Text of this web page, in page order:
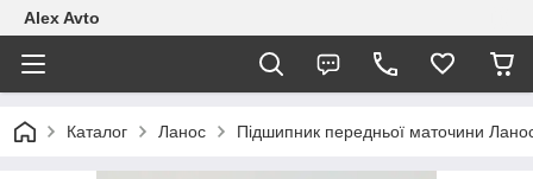
Alex Avto
Каталог Ланос Підшипник передньої маточини